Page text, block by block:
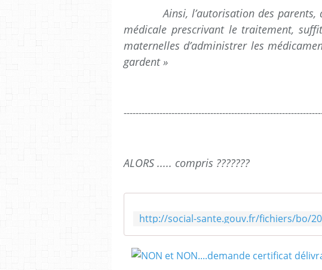
Ainsi, l’autorisation des parents,
médicale prescrivant le traitement,
maternelles d’administrer les
gardent »
ALORS ..... compris ???????